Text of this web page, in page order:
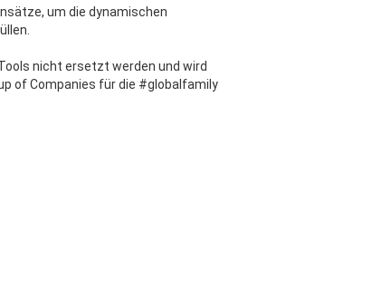
um die dynamischen
nicht ersetzt werden und wird
of Companies für die #globalfamily